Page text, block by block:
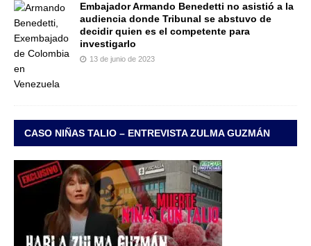
Embajador Armando Benedetti no asistió a la
audiencia donde Tribunal se abstuvo de
decidir quien es el competente para
investigarlo
13 de junio de 2023
CASO NIÑAS TALIO – ENTREVISTA ZULMA GUZMÁN